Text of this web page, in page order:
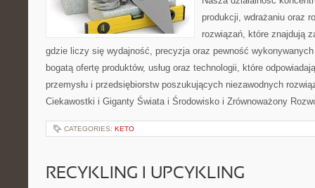
produkcji, wdrażaniu oraz
rozwiązań, które znajdują
gdzie liczy się wydajność, precyzja oraz pewność
bogatą ofertę produktów, usług oraz technologii, które
przemysłu i przedsiębiorstw poszukujących niezawodnych
Ciekawostki i Giganty Świata i Środowisko i Zrównoważony
CATEGORIES: KETO
RECYKLING I UPCYKLING